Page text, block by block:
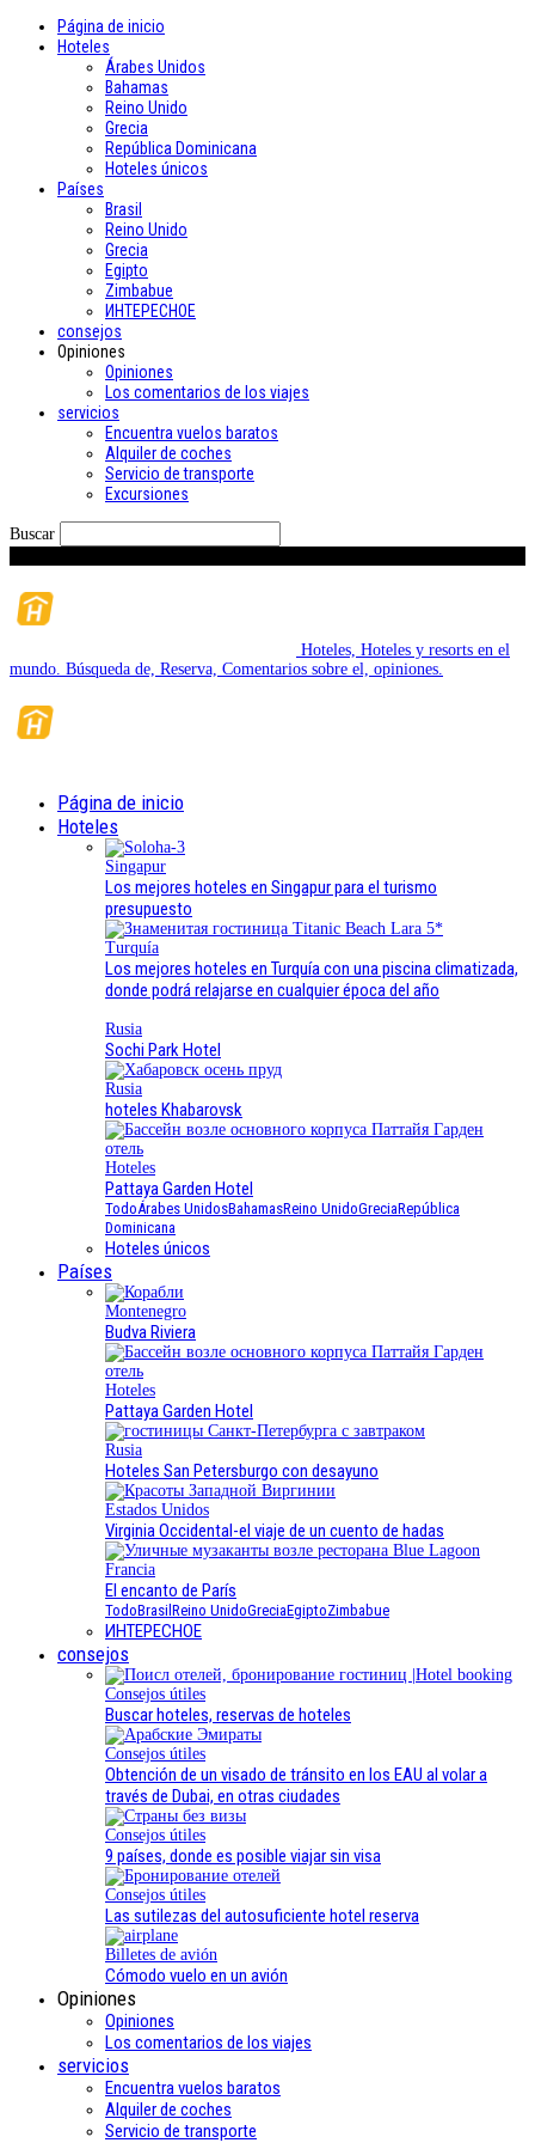
Página de inicio
Hoteles
Árabes Unidos
Bahamas
Reino Unido
Grecia
República Dominicana
Hoteles únicos
Países
Brasil
Reino Unido
Grecia
Egipto
Zimbabue
ИНТЕРЕСНОЕ
consejos
Opiniones
Opiniones
Los comentarios de los viajes
servicios
Encuentra vuelos baratos
Alquiler de coches
Servicio de transporte
Excursiones
Buscar
Hoteles, Hoteles y resorts en el
mundo. Búsqueda de, Reserva, Comentarios sobre el, opiniones.
Página de inicio
Hoteles
Singapur
Los mejores hoteles en Singapur para el turismo
presupuesto
Turquía
Los mejores hoteles en Turquía con una piscina climatizada,
donde podrá relajarse en cualquier época del año
Rusia
Sochi Park Hotel
Rusia
hoteles Khabarovsk
Hoteles
Pattaya Garden Hotel
TodoÁrabes UnidosBahamasReino UnidoGreciaRepública
Dominicana
Hoteles únicos
Países
Montenegro
Budva Riviera
Hoteles
Pattaya Garden Hotel
Rusia
Hoteles San Petersburgo con desayuno
Estados Unidos
Virginia Occidental-el viaje de un cuento de hadas
Francia
El encanto de París
TodoBrasil Reino UnidoGreciaEgiptoZimbabue
ИНТЕРЕСНОЕ
consejos
Consejos útiles
Buscar hoteles, reservas de hoteles
Consejos útiles
Obtención de un visado de tránsito en los EAU al volar a
través de Dubai, en otras ciudades
Consejos útiles
9 países, donde es posible viajar sin visa
Consejos útiles
Las sutilezas del autosuficiente hotel reserva
Billetes de avión
Cómodo vuelo en un avión
Opiniones
Opiniones
Los comentarios de los viajes
servicios
Encuentra vuelos baratos
Alquiler de coches
Servicio de transporte